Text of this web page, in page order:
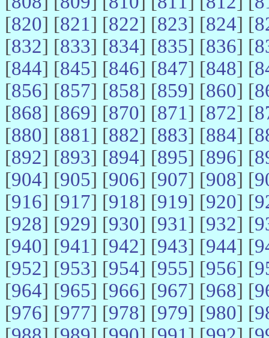
[820] [821] [822] [823] [824] [
[832] [833] [834] [835] [836] [
[844] [845] [846] [847] [848] [
[856] [857] [858] [859] [860] [
[868] [869] [870] [871] [872] [
[880] [881] [882] [883] [884] [
[892] [893] [894] [895] [896] [
[904] [905] [906] [907] [908] [
[916] [917] [918] [919] [920] [
[928] [929] [930] [931] [932] [
[940] [941] [942] [943] [944] [
[952] [953] [954] [955] [956] [
[964] [965] [966] [967] [968] [
[976] [977] [978] [979] [980] [